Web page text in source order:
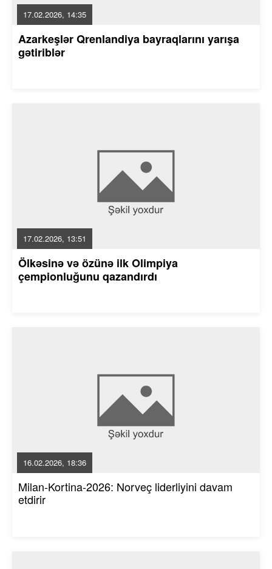
17.02.2026, 14:35
Azarkeşlər Qrenlandiya bayraqlarını yarışa
gətiriblər
17.02.2026, 13:51
Ölkəsinə və özünə ilk Olimpiya
çempionluğunu qazandırdı
16.02.2026, 18:36
Milan-Kortina-2026: Norveç liderliyini davam
etdirir